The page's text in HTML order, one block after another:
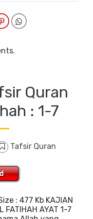
Quran
: 1-7
Tafsir Quran
: 477 Kb KAJIAN
AYAT 1-7